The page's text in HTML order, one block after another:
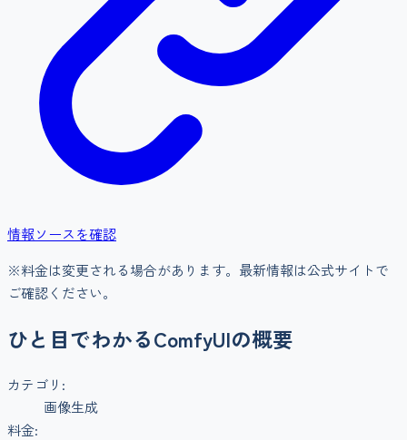
情報ソースを確認
※料金は変更される場合があります。最新情報は公式サイトで
ご確認ください。
ひと目でわかるComfyUIの概要
カテゴリ:
画像生成
料金: